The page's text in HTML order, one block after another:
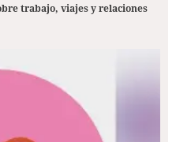
trabajo, viajes y relaciones